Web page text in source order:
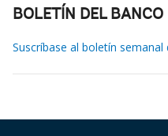
BOLETÍN DEL
Suscríbase al boletín